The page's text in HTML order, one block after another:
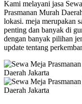
Kami melayani jasa
Prasmanan Murah
lokasi. meja merupakan
penting dan banyak di
dengan banyak pilihan
update tentang